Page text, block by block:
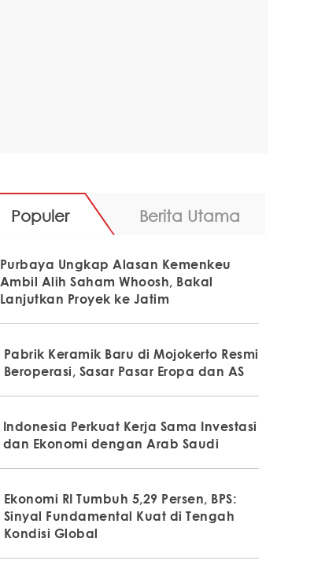
Populer Berita Utama
Purbaya Ungkap Alasan Kemenkeu
Ambil Alih Saham Whoosh, Bakal
Lanjutkan Proyek ke Jatim
Pabrik Keramik Baru di Mojokerto Resmi
Beroperasi, Sasar Pasar Eropa dan AS
Indonesia Perkuat Kerja Sama Investasi
dan Ekonomi dengan Arab Saudi
Ekonomi RI Tumbuh 5,29 Persen, BPS:
Sinyal Fundamental Kuat di Tengah
Kondisi Global